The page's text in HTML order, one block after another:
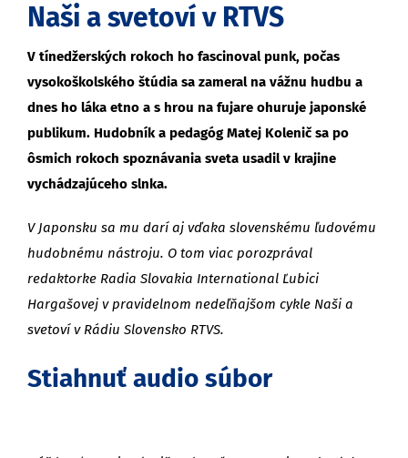
Naši a svetoví v RTVS
V tínedžerských rokoch ho fascinoval punk, počas
vysokoškolského štúdia sa zameral na vážnu hudbu a
dnes ho láka etno a s hrou na fujare ohuruje japonské
publikum. Hudobník a pedagóg Matej Kolenič sa po
ôsmich rokoch spoznávania sveta usadil v krajine
vychádzajúceho slnka.
V Japonsku sa mu darí aj vďaka slovenskému ľudovému
hudobnému nástroju. O tom viac porozprával
redaktorke Radia Slovakia International Ľubici
Hargašovej v pravidelnom nedeľňajšom cykle Naši a
svetoví v Rádiu Slovensko RTVS.
Stiahnuť audio súbor